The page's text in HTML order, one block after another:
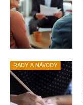
RADY A NÁVODY